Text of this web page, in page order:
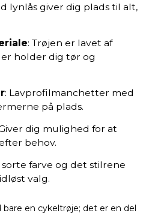
lynlås giver dig plads til alt,
: Trøjen er lavet af
holder dig tør og
: Lavprofilmanchetter med
på plads.
dig mulighed for at
behov.
sorte farve og det stilrene
valg.
bare en cykeltrøje; det er en del